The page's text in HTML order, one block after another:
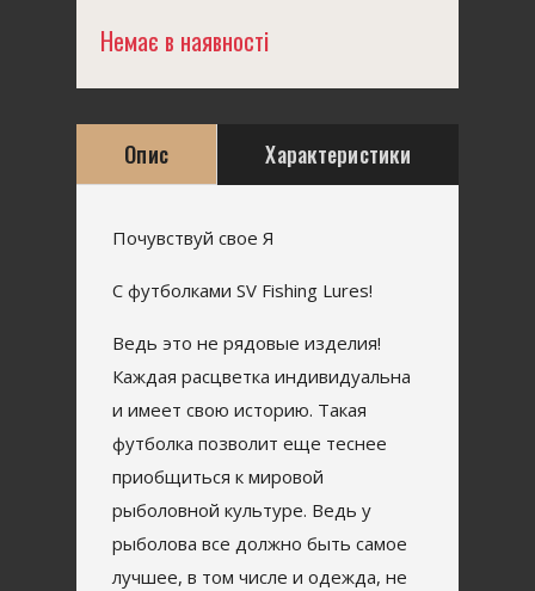
Немає в наявності
Опис Характеристики
Почувствуй свое Я
С футболками SV Fishing Lures!
Ведь это не рядовые изделия!
Каждая расцветка индивидуальна
и имеет свою историю. Такая
футболка позволит еще теснее
приобщиться к мировой
рыболовной культуре. Ведь у
рыболова все должно быть самое
лучшее, в том числе и одежда, не